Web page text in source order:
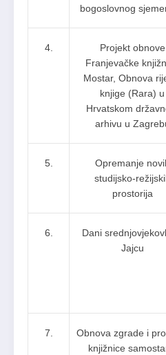
bogoslovnog
4.
Projekt obnove
Franjevačke
Mostar, Obnova
knjige (Rara) u
Hrvatskom
arhivu u
5.
Opremanje
studijsko-
prostorija
6.
Dani
Jajcu
7.
Obnova zgrade i
knjižnice